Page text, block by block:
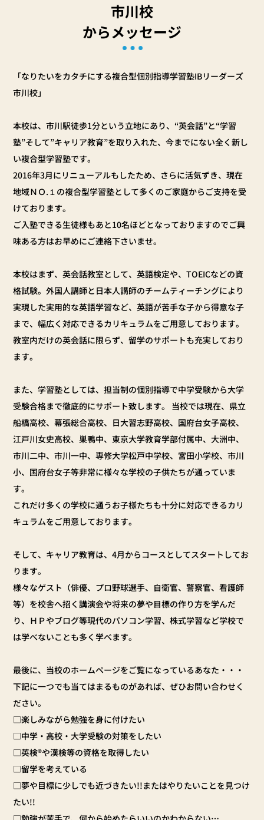
市川校
からメッセージ
「なりたいをカタチにする複合型個別指導学習塾IBリーダーズ
市川校」
本校は、市川駅徒歩1分という立地にあり、“英会話”と“学習
塾”そして”キャリア教育”を取り入れた、今までにない全く新し
い複合型学習塾です。
2016年3月にリニューアルもしたため、さらに活気ずき、現在
地域ＮＯ.１の複合型学習塾として多くのご家庭からご支持を受
けております。
ご入塾できる生徒様もあと10名ほどとなっておりますのでご興
味ある方はお早めにご連絡下さいませ。
本校はまず、英会話教室として、英語検定や、TOEICなどの資
格試験。外国人講師と日本人講師のチームティーチングにより
実現した実用的な英語学習など、英語が苦手な子から得意な子
まで、幅広く対応できるカリキュラムをご用意しております。
教室内だけの英会話に限らず、留学のサポートも充実しており
ます。
また、学習塾としては、担当制の個別指導で中学受験から大学
受験合格まで徹底的にサポート致します。 当校では現在、県立
船橋高校、幕張総合高校、日大習志野高校、国府台女子高校、
江戸川女史高校、巣鴨中、東京大学教育学部付属中、大洲中、
市川二中、市川一中、専修大学松戸中学校、宮田小学校、市川
小、国府台女子等非常に様々な学校の子供たちが通っていま
す。
これだけ多くの学校に通うお子様たちも十分に対応できるカリ
キュラムをご用意しております。
そして、キャリア教育は、4月からコースとしてスタートしてお
ります。
様々なゲスト（俳優、プロ野球選手、自衛官、警察官、看護師
等）を校舎へ招く講演会や将来の夢や目標の作り方を学んだ
り、ＨＰやブログ等現代のパソコン学習、株式学習など学校で
は学べないことも多く学べます。
最後に、当校のホームページをご覧になっているあなた・・・
下記に一つでも当てはまるものがあれば、ぜひお問い合わせく
ださい。
□楽しみながら勉強を身に付けたい
□中学・高校・大学受験の対策をしたい
□英検®や漢検等の資格を取得したい
□留学を考えている
□夢や目標に少しでも近づきたい!!またはやりたいことを見つけ
たい!!